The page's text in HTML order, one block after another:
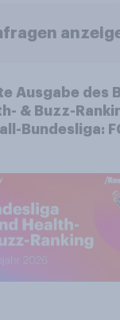
Ausgabe des
& Buzz-
Bundesliga: